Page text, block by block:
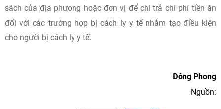
sách của địa phương hoặc đơn vị để chi trả chi phí tiền ăn
đối với các trường hợp bị cách ly y tế nhằm tạo điều kiện
cho người bị cách ly y tế.
Đông Phong
Nguồn: